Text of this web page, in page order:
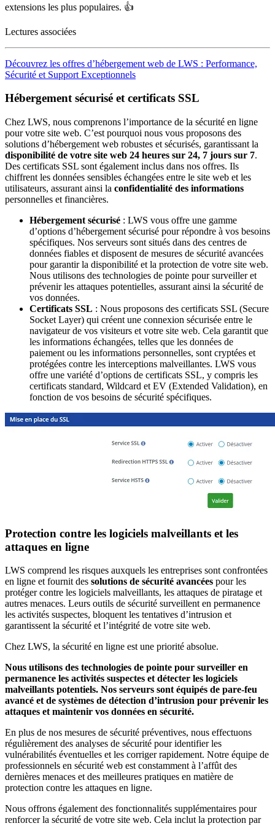
extensions les plus populaires. 👍
Lectures associées
Découvrez les offres d’hébergement web de LWS : Performance,
Sécurité et Support Exceptionnels
Hébergement sécurisé et certificats SSL
Chez LWS, nous comprenons l’importance de la sécurité en ligne
pour votre site web. C’est pourquoi nous vous proposons des
solutions d’hébergement web robustes et sécurisés, garantissant la
disponibilité de votre site web 24 heures sur 24, 7 jours sur 7.
Des certificats SSL sont également inclus dans nos offres. Ils
chiffrent les données sensibles échangées entre le site web et les
utilisateurs, assurant ainsi la confidentialité des informations
personnelles et financières.
Hébergement sécurisé : LWS vous offre une gamme
d’options d’hébergement sécurisé pour répondre à vos besoins
spécifiques. Nos serveurs sont situés dans des centres de
données fiables et disposent de mesures de sécurité avancées
pour garantir la disponibilité et la protection de votre site web.
Nous utilisons des technologies de pointe pour surveiller et
prévenir les attaques potentielles, assurant ainsi la sécurité de
vos données.
Certificats SSL : Nous proposons des certificats SSL (Secure
Socket Layer) qui créent une connexion sécurisée entre le
navigateur de vos visiteurs et votre site web. Cela garantit que
les informations échangées, telles que les données de
paiement ou les informations personnelles, sont cryptées et
protégées contre les interceptions malveillantes. LWS vous
offre une variété d’options de certificats SSL, y compris les
certificats standard, Wildcard et EV (Extended Validation), en
fonction de vos besoins de sécurité spécifiques.
Protection contre les logiciels malveillants et les
attaques en ligne
LWS comprend les risques auxquels les entreprises sont confrontées
en ligne et fournit des solutions de sécurité avancées pour les
protéger contre les logiciels malveillants, les attaques de piratage et
autres menaces. Leurs outils de sécurité surveillent en permanence
les activités suspectes, bloquent les tentatives d’intrusion et
garantissent la sécurité et l’intégrité de votre site web.
Chez LWS, la sécurité en ligne est une priorité absolue.
Nous utilisons des technologies de pointe pour surveiller en
permanence les activités suspectes et détecter les logiciels
malveillants potentiels. Nos serveurs sont équipés de pare-feu
avancé et de systèmes de détection d’intrusion pour prévenir les
attaques et maintenir vos données en sécurité.
En plus de nos mesures de sécurité préventives, nous effectuons
régulièrement des analyses de sécurité pour identifier les
vulnérabilités éventuelles et les corriger rapidement. Notre équipe de
professionnels en sécurité web est constamment à l’affût des
dernières menaces et des meilleures pratiques en matière de
protection contre les attaques en ligne.
Nous offrons également des fonctionnalités supplémentaires pour
renforcer la sécurité de votre site web. Cela inclut la protection par